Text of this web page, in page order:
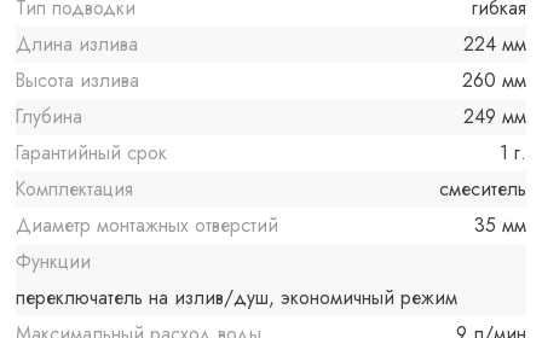
Тип подводки
гибкая
Длина излива
224 мм
Высота излива
260 мм
Глубина
249 мм
Гарантийный срок
1 г.
Комплектация
смеситель
Диаметр монтажных отверстий
35 мм
Функции
переключатель на излив/душ, экономичный режим